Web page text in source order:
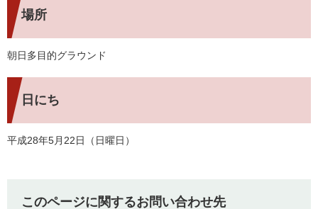
場所
朝日多目的グラウンド
日にち
平成28年5月22日（日曜日）
このページに関するお問い合わせ先